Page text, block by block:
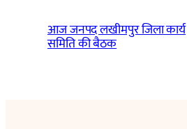
आज जनपद लखीमपुर जिला कार्य
समिति की बैठक